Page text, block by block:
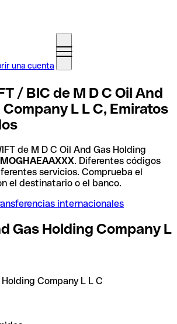
una cuenta
/ BIC de M D C Oil And
L L C, Emiratos
de M D C Oil And Gas Holding
MOGHAEAAXXX. Diferentes códigos
servicios. Comprueba el
el destinatario o el banco.
internacionales
Gas Holding Company L
Company L L C